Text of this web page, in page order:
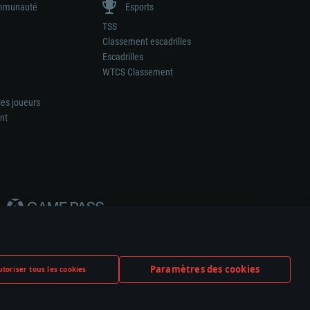
tous les cookies Paramètres des cookies
joueurs
Esports
TSS
Classement escadrilles
Escadrilles
WTCS Classement
de tout fabricant d’armes ou de véhicule.